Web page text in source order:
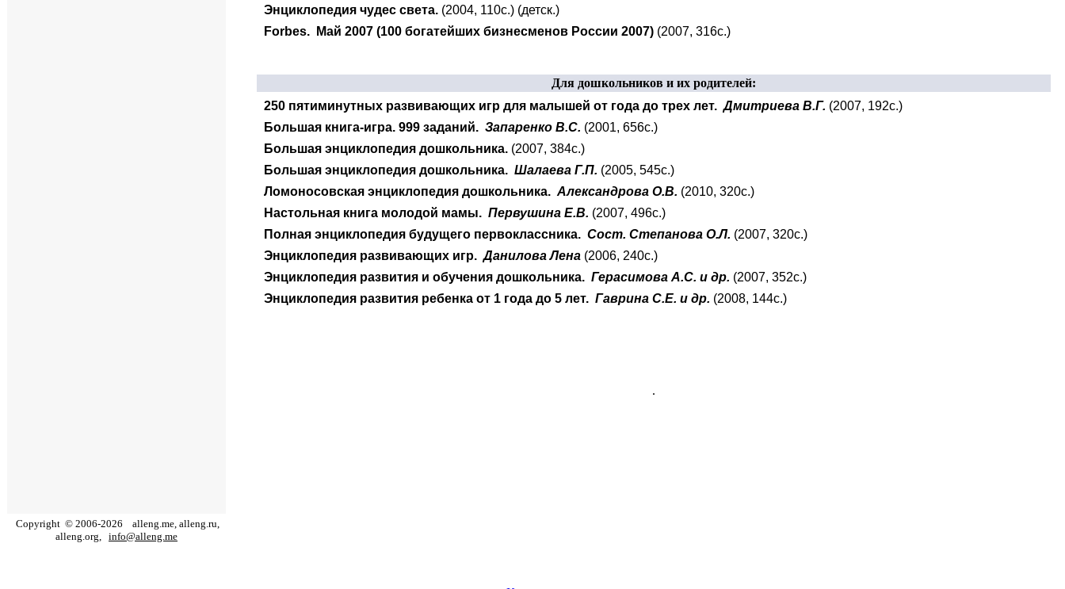
Энциклопедия чудес света. (2004, 110с.) (детск.)
Forbes. Май 2007 (100 богатейших бизнесменов России 2007) (2007, 316с.)
Для дошкольников и их родителей:
250 пятиминутных развивающих игр для малышей от года до трех лет.Дмитриева В.Г. (2007, 192с.)
Большая книга-игра. 999 заданий. Запаренко В.С. (2001, 656с.)
Большая энциклопедия дошкольника. (2007, 384с.)
Большая энциклопедия дошкольника.Шалаева Г.П. (2005, 545с.)
Ломоносовская энциклопедия дошкольника.Александрова О.В. (2010, 320с.)
Настольная книга молодой мамы.Первушина Е.В. (2007, 496с.)
Полная энциклопедия будущего первоклассника.Сост. Степанова О.Л. (2007, 320с.)
Энциклопедия развивающих игр.Данилова Лена (2006, 240с.)
Энциклопедия развития и обучения дошкольника.Герасимова А.С. и др. (2007, 352с.)
Энциклопедия развития ребенка от 1 года до 5 лет. Гаврина С.Е. и др. (2008, 144с.)
.
Copyright © 2006-2026
alleng.me, alleng.ru,
alleng.org, info@alleng.me